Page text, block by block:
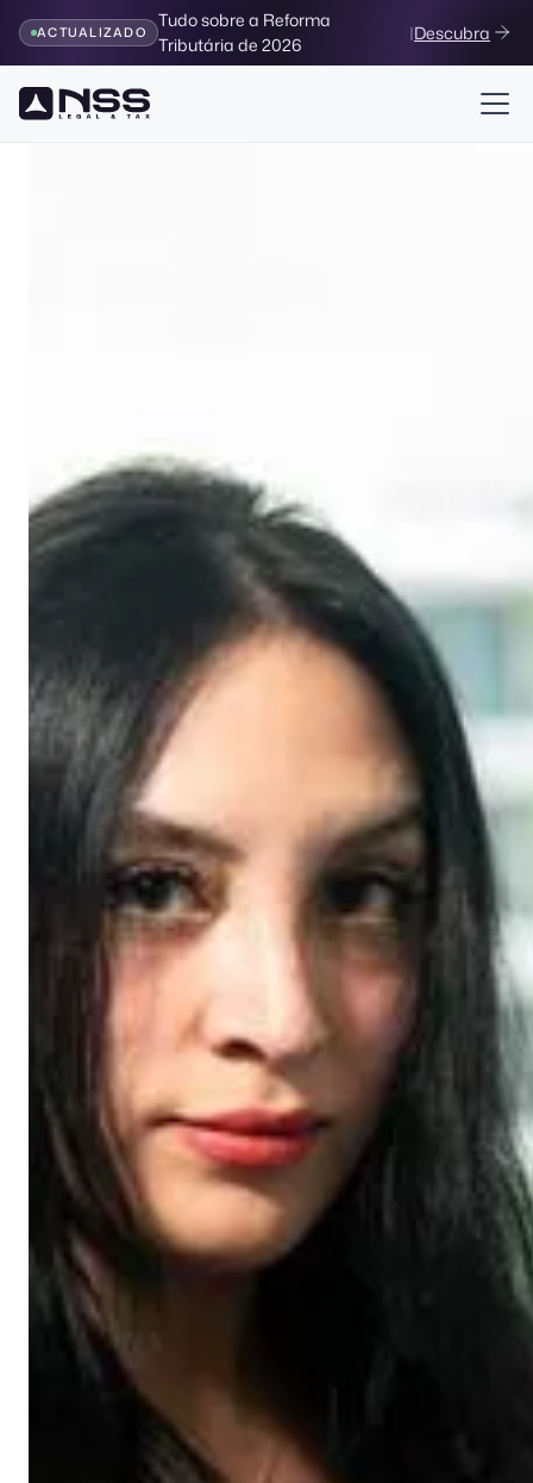
ACTUALIZADO
Tudo sobre a Reforma
Tributária de 2026
|Descubra